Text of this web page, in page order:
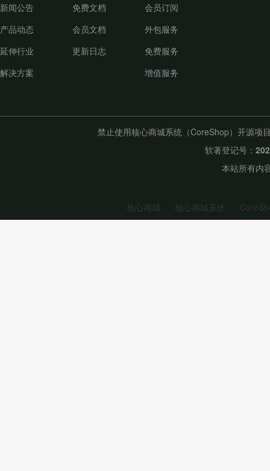
新闻公告
产品动态
延伸行业
解决方案
免费文档
会员文档
更新日志
会员订阅
外包服务
免费服务
增值服务
禁止使用核心商城系统（CoreShop）开源项
软著登记号：
本站所有内
核心商城 核心商城系统